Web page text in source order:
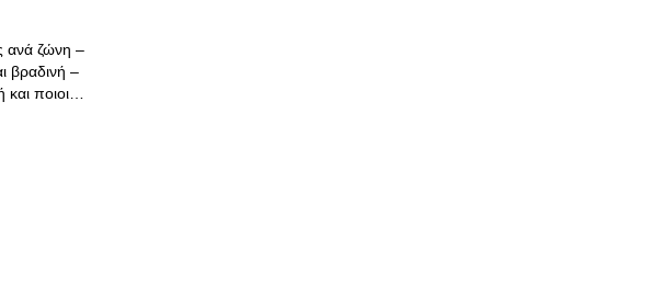
ανά ζώνη –
βραδινή –
ποιοι…